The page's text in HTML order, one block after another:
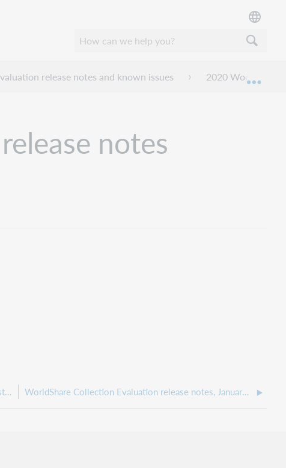
release notes and known issues 2020 WorldShare
notes
WorldShare Collection Evaluation release notes, August 2022 WorldShare Collection Evaluation release notes, January 2020